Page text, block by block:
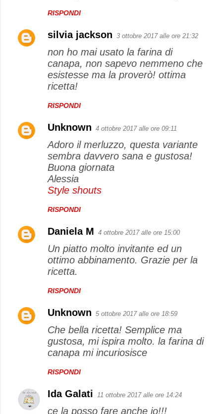
RISPONDI
silvia jackson 3 ottobre 2017 alle ore 21:32
non ho mai usato la farina di
canapa, non sapevo nemmeno che
esistesse ma la proverò! ottima
ricetta!
RISPONDI
Unknown 4 ottobre 2017 alle ore 09:11
Adoro il merluzzo, questa variante
sembra davvero sana e gustosa!
Buona giornata
Alessia
Style shouts
RISPONDI
Daniela M 4 ottobre 2017 alle ore 15:00
Un piatto molto invitante ed un
ottimo abbinamento. Grazie per la
ricetta.
RISPONDI
Unknown 5 ottobre 2017 alle ore 18:59
Che bella ricetta! Semplice ma
gustosa, mi ispira molto. la farina di
canapa mi incuriosisce
RISPONDI
Ida Galati 11 ottobre 2017 alle ore 14:24
ce la posso fare anche io!!!